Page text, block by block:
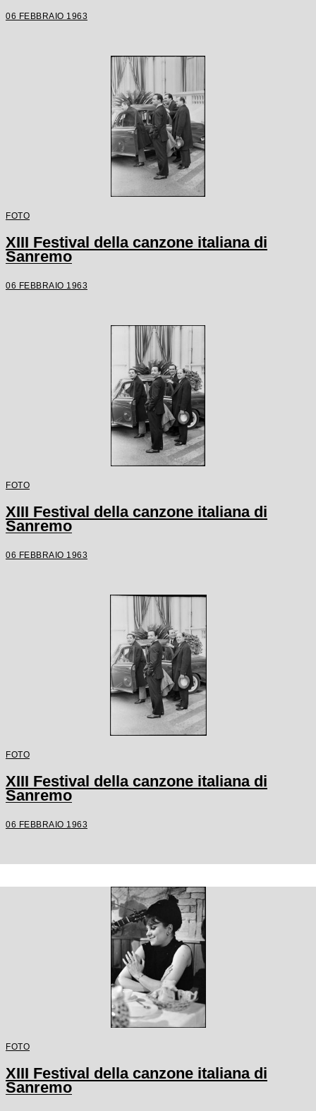
06 FEBBRAIO 1963
FOTO
XIII Festival della canzone italiana di
Sanremo
06 FEBBRAIO 1963
FOTO
XIII Festival della canzone italiana di
Sanremo
06 FEBBRAIO 1963
FOTO
XIII Festival della canzone italiana di
Sanremo
06 FEBBRAIO 1963
FOTO
XIII Festival della canzone italiana di
Sanremo